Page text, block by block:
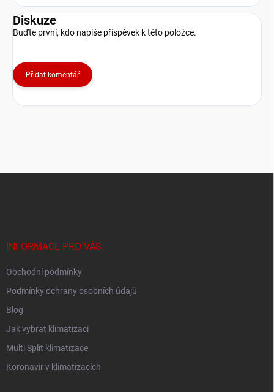
Diskuze
Buďte první, kdo napíše příspěvek k této položce.
Přidat komentář
INFORMACE PRO VÁS
Obchodní podmínky
Podmínky ochrany osobních údajů
Blog
Jak vybrat klimatizaci
Multi Split klimatizace
Koronavir v klimatizacích